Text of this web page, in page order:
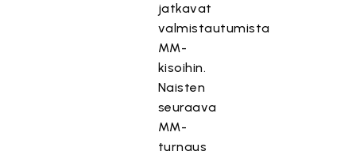
jatkavat
valmistautumista
MM-
kisoihin.
Naisten
seuraava
MM-
turnaus